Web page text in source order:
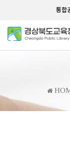
통합